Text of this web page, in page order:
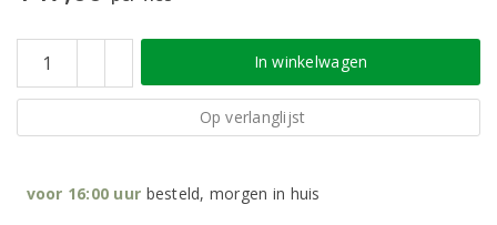
In winkelwagen
Op verlanglijst
voor 16:00 uur besteld, morgen in huis